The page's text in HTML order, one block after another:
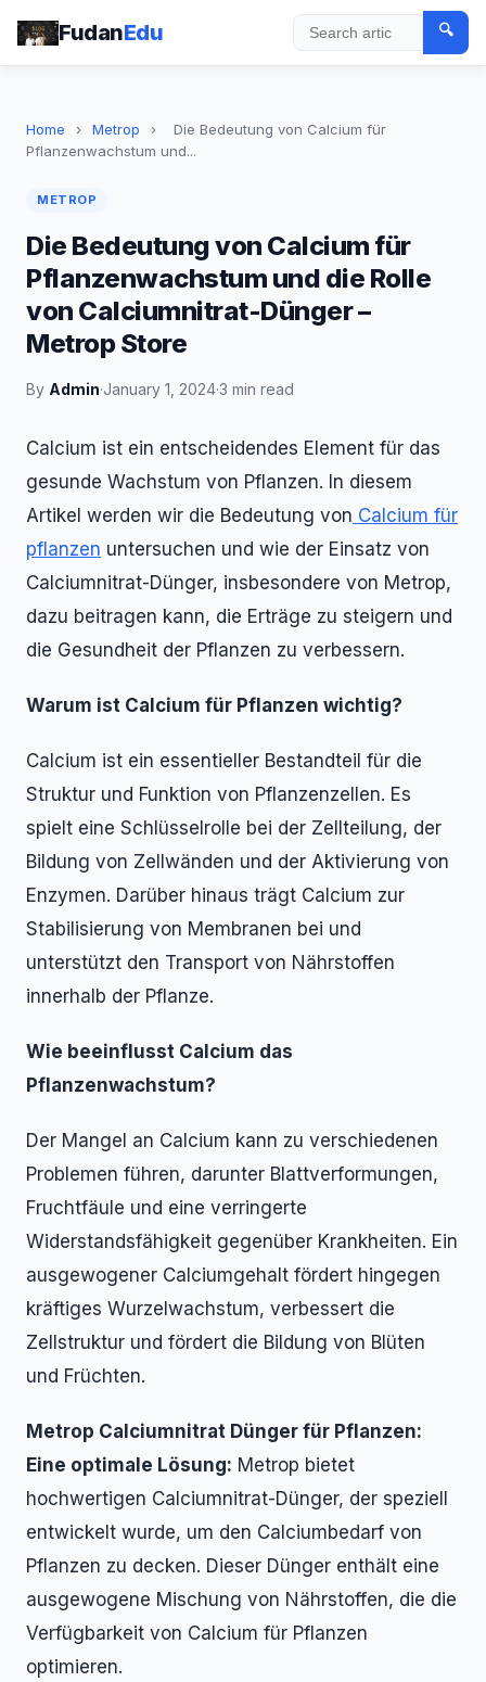
FudanEdu Search
🔍
Home › Metrop ›
Die Bedeutung von Calcium für
Pflanzenwachstum und...
METROP
Die Bedeutung von Calcium für
Pflanzenwachstum und die Rolle
von Calciumnitrat-Dünger –
Metrop Store
By Admin·January 1, 2024·3 min read
Calcium ist ein entscheidendes Element für das
gesunde Wachstum von Pflanzen. In diesem
Artikel werden wir die Bedeutung von Calcium für
pflanzen untersuchen und wie der Einsatz von
Calciumnitrat-Dünger, insbesondere von Metrop,
dazu beitragen kann, die Erträge zu steigern und
die Gesundheit der Pflanzen zu verbessern.
Warum ist Calcium für Pflanzen wichtig?
Calcium ist ein essentieller Bestandteil für die
Struktur und Funktion von Pflanzenzellen. Es
spielt eine Schlüsselrolle bei der Zellteilung, der
Bildung von Zellwänden und der Aktivierung von
Enzymen. Darüber hinaus trägt Calcium zur
Stabilisierung von Membranen bei und
unterstützt den Transport von Nährstoffen
innerhalb der Pflanze.
Wie beeinflusst Calcium das
Pflanzenwachstum?
Der Mangel an Calcium kann zu verschiedenen
Problemen führen, darunter Blattverformungen,
Fruchtfäule und eine verringerte
Widerstandsfähigkeit gegenüber Krankheiten. Ein
ausgewogener Calciumgehalt fördert hingegen
kräftiges Wurzelwachstum, verbessert die
Zellstruktur und fördert die Bildung von Blüten
und Früchten.
Metrop Calciumnitrat Dünger für Pflanzen:
Eine optimale Lösung: Metrop bietet
hochwertigen Calciumnitrat-Dünger, der speziell
entwickelt wurde, um den Calciumbedarf von
Pflanzen zu decken. Dieser Dünger enthält eine
ausgewogene Mischung von Nährstoffen, die die
Verfügbarkeit von Calcium für Pflanzen
optimieren.